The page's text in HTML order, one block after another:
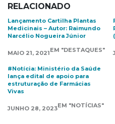
RELACIONADO
Lançamento Cartilha Plantas
Medicinais – Autor: Raimundo
Narcélio Nogueira Júnior
MAIO 21, 2021EM "DESTAQUES"
#Notícia: Ministério da Saúde
lança edital de apoio para
estruturação de Farmácias
Vivas
JUNHO 28, 2023EM "NOTÍCIAS"